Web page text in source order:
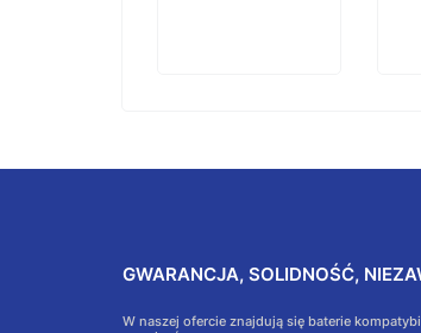
GWARANCJA, SOLIDNOŚĆ,
W naszej ofercie znajdują się baterie